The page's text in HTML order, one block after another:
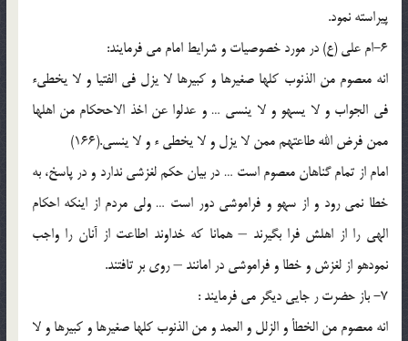
پيراسته نمود.
6-ام علي (ع) در مورد خصوصيات و شرايط امام مي فرمايند:
انه معصوم من الذنوب كلها صغيرها و كبيرها لا يزل في الفتيا و لا يخطيء
في الجواب و لا يسهو و لا ينسي … و عدلوا عن اخذ الاححكام من اهلها
ممن فرض الله طاعتهم ممن لا يزل و لا يخطي ء و لا ينسي.(166)
امام از تمام گناهان معصوم است … در بيان حكم لغزشي ندارد و در پاسخ، به
خطا نمي رود و از سهو و فراموشي دور است … ولي مردم از اينكه احكام
الهي را از اهلش فرا بگيرند – همانا كه خداوند اطاعت از آنان را واجب
نمودهو از لغزش و خطا و فراموشي در امانند – روي بر تافتند.
7- باز حضرت ر جايي ديگر مي فرمايند :
انه معصوم من الخطأ و الزلل و العمد و من الذنوب كلها صغيرها و كبيرها و لا